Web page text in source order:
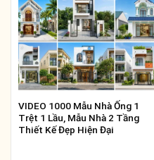
VIDEO 1000 Mẫu Nhà Ống 1
Trệt 1 Lầu, Mẫu Nhà 2 Tầng
Thiết Kế Đẹp Hiện Đại